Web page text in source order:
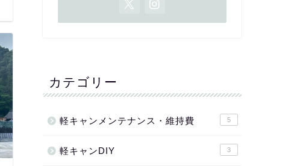
カテゴリー
軽キャンメンテナンス・維持費 5
軽キャンDIY 3